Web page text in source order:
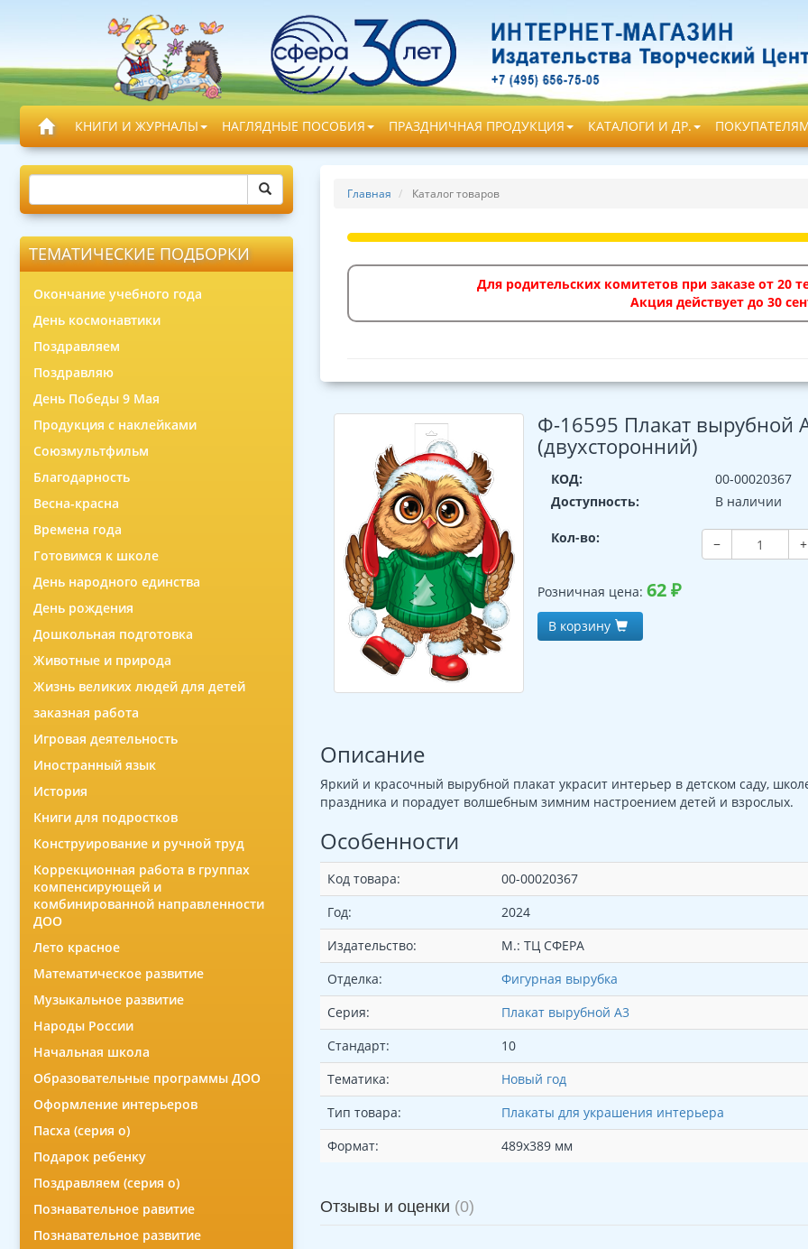
КНИГИ И ЖУРНАЛЫ НАГЛЯДНЫЕ ПОСОБИЯ ПРАЗДНИЧНАЯ ПРОДУКЦИЯ КАТАЛОГИ И ДР.
ТЕМАТИЧЕСКИЕ ПОДБОРКИ
Окончание учебного года
День космонавтики
Поздравляем
Поздравляю
День Победы 9 Мая
Продукция с наклейками
Союзмультфильм
Благодарность
Весна-красна
Времена года
Готовимся к школе
День народного единства
День рождения
Дошкольная подготовка
Животные и природа
Жизнь великих людей для детей
заказная работа
Игровая деятельность
Иностранный язык
История
Книги для подростков
Конструирование и ручной труд
Коррекционная работа в группах
компенсирующей и
комбинированной направленности
ДОО
Лето красное
Математическое развитие
Музыкальное развитие
Народы России
Начальная школа
Образовательные программы ДОО
Оформление интерьеров
Пасха (серия о)
Подарок ребенку
Поздравляем (серия о)
Познавательное равитие
Познавательное развитие
Главная Каталог товаров
Для родительских комитетов при заказе от 20
Акция действует до 30
Ф-16595 Плакат вырубной
(двухсторонний)
КОД:
00-00020367
Доступность:
В наличии
Кол-во: − +
Розничная цена:62₽
В корзину
Описание
Яркий и красочный вырубной плакат украсит интерьер в детском саду,
праздника и порадует волшебным зимним настроением детей и взрослых.
Особенности
Код товара:
00-00020367
Год:
2024
Издательство:
М.: ТЦ СФЕРА
Отделка:
Фигурная вырубка
Серия:
Плакат вырубной А3
Стандарт:
10
Тематика:
Новый год
Тип товара:
Плакаты для украшения интерьера
Формат:
489х389 мм
Отзывы и оценки (0)